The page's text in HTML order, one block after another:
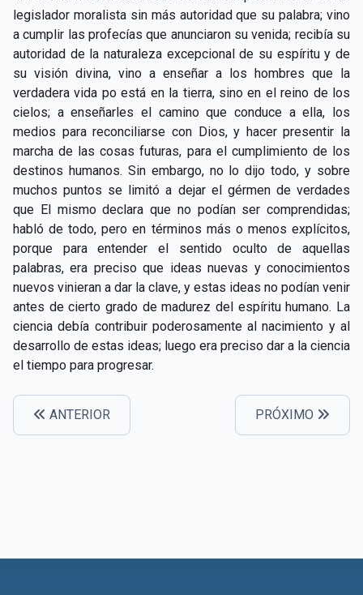
los escogidos
▸
CAPÍTULO XIX - La fe transporta las montañas ▸
CAPÍTULO XX - Los obreros de la última hora ▸
CAPÍTULO XXI - Habrá falsos Cristos y falsos
profetas
▸
CAPÍTULO XXII - No separéis lo que Dios ha unido ▸
CAPÍTULO XXIII - Moral extraña ▸
CAPÍTULO XXIV - No pongáis la lámpara debajo del
celemín
▸
CAPÍTULO XXV - Buscad y encontraréis ▸
CAPÍTULO XXVI - Dad gratuitamente lo que recibís
gratuitamente
CAPÍTULO XXVIII - Colección de oraciones
espiritistas
legislador moralista sin más autoridad que su palabra; vino
a cumplir las profecías que anunciaron su venida; recibía su
autoridad de la naturaleza excepcional de su espíritu y de
su visión divina, vino a enseñar a los hombres que la
verdadera vida po está en la tierra, sino en el reino de los
cielos; a enseñarles el camino que conduce a ella, los
medios para reconciliarse con Dios, y hacer presentir la
marcha de las cosas futuras, para el cumplimiento de los
destinos humanos. Sin embargo, no lo dijo todo, y sobre
muchos puntos se limitó a dejar el gérmen de verdades
que El mismo declara que no podían ser comprendidas;
habló de todo, pero en términos más o menos explícitos,
porque para entender el sentido oculto de aquellas
palabras, era preciso que ideas nuevas y conocimientos
nuevos vinieran a dar la clave, y estas ideas no podían venir
antes de cierto grado de madurez del espíritu humano. La
ciencia debía contribuir poderosamente al nacimiento y al
desarrollo de estas ideas; luego era preciso dar a la ciencia
el tiempo para progresar.
ANTERIOR PRÓXIMO